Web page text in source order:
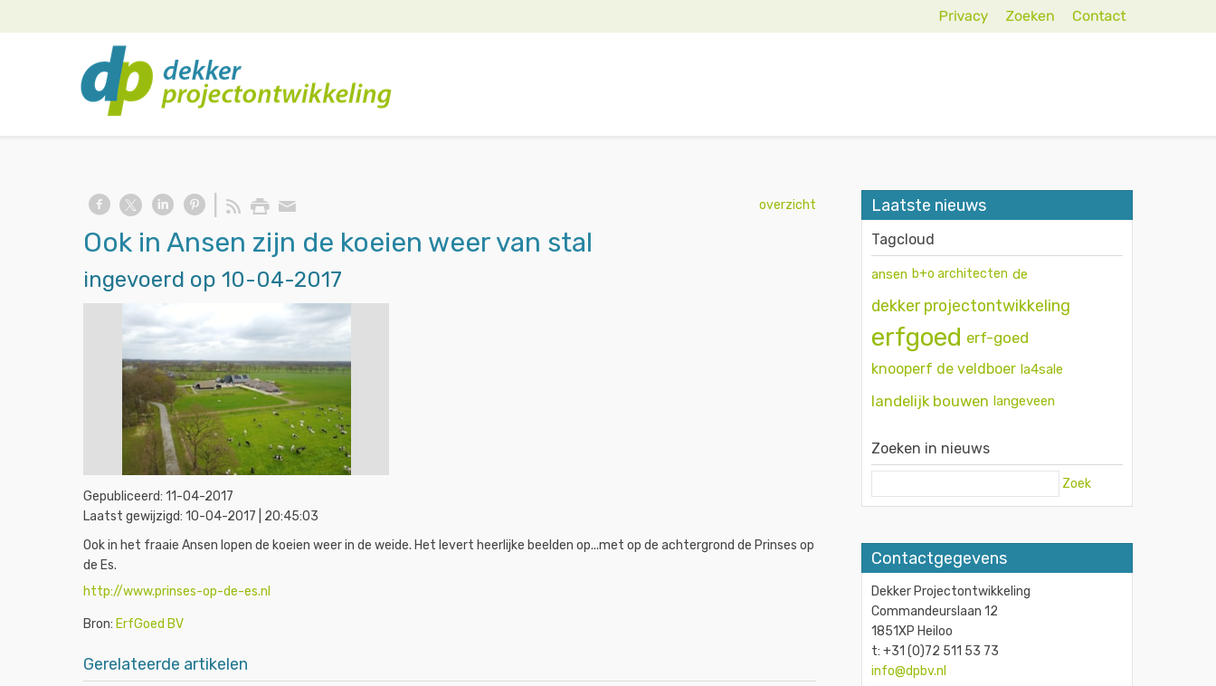
overzicht
Ook in Ansen zijn de koeien weer van stal
ingevoerd op 10-04-2017
Gepubliceerd: 11-04-2017
Laatst gewijzigd: 10-04-2017 | 20:45:03
Ook in het fraaie Ansen lopen de koeien weer in de weide. Het levert heerlijke beelden op...met op de achtergrond de Prinses op
de Es.
http://www.prinses-op-de-es.nl
Bron: ErfGoed BV
Gerelateerde artikelen
Laatste nieuws
Tagcloud
ansen b+o architecten de
dekker projectontwikkeling
erfgoed erf-goed
knooperf de veldboer la4sale
landelijk bouwen langeveen
Zoeken in nieuws
Zoek
Contactgegevens
Dekker Projectontwikkeling
Commandeurslaan 12
1851XP Heiloo
t: +31 (0)72 511 53 73
info@dpbv.nl